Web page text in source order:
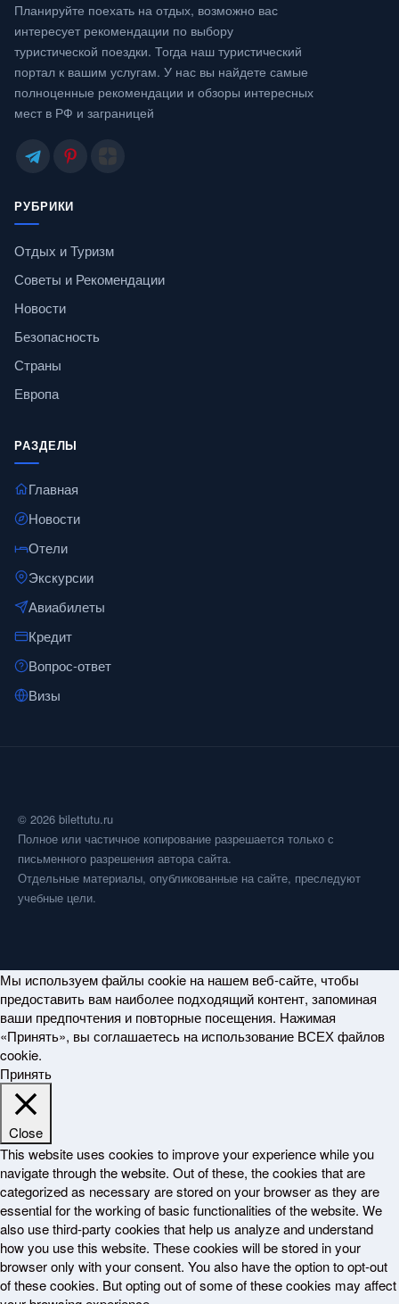
Планируйте поехать на отдых, возможно вас
интересует рекомендации по выбору
туристической поездки. Тогда наш туристический
портал к вашим услугам. У нас вы найдете самые
полноценные рекомендации и обзоры интересных
мест в РФ и заграницей
РУБРИКИ
Отдых и Туризм
Советы и Рекомендации
Новости
Безопасность
Страны
Европа
РАЗДЕЛЫ
Главная
Новости
Отели
Экскурсии
Авиабилеты
Кредит
Вопрос-ответ
Визы
© 2026 bilettutu.ru
Полное или частичное копирование разрешается только с
письменного разрешения автора сайта.
Отдельные материалы, опубликованные на сайте, преследуют
учебные цели.
Мы используем файлы cookie на нашем веб-сайте, чтобы
предоставить вам наиболее подходящий контент, запоминая
ваши предпочтения и повторные посещения. Нажимая
«Принять», вы соглашаетесь на использование ВСЕХ файлов
cookie.
Принять
Close
This website uses cookies to improve your experience while you
navigate through the website. Out of these, the cookies that are
categorized as necessary are stored on your browser as they are
essential for the working of basic functionalities of the website. We
also use third-party cookies that help us analyze and understand
how you use this website. These cookies will be stored in your
browser only with your consent. You also have the option to opt-out
of these cookies. But opting out of some of these cookies may affect